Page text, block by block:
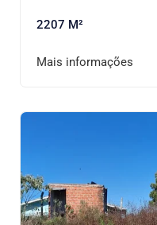
2207 M²
Mais informações